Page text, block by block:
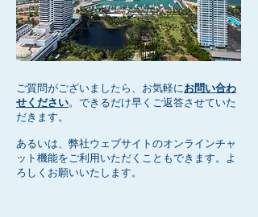
ご質問がございましたら、お気軽にお問い合わ
せください。できるだけ早くご返答させていた
だきます。
あるいは、弊社ウェブサイトのオンラインチャ
ット機能をご利用いただくこともできます。よ
ろしくお願いいたします。